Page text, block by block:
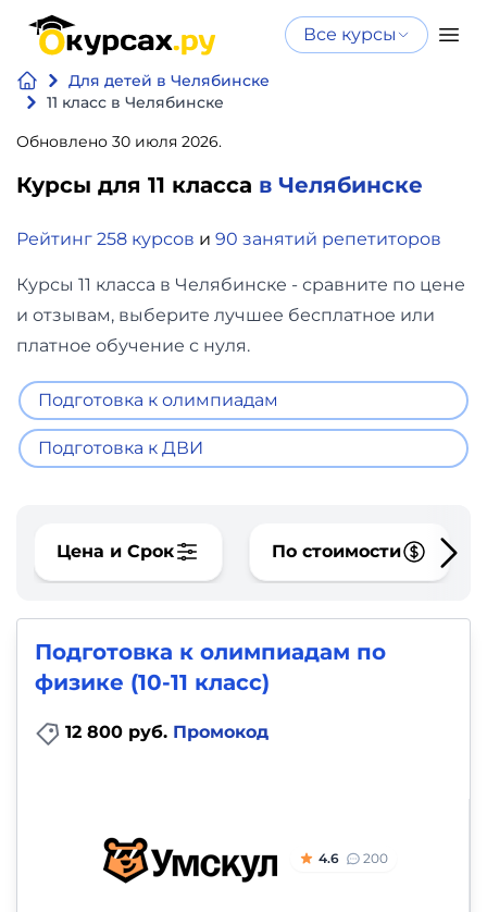
Все курсы
Для детей в Челябинске
11 класс в Челябинске
Обновлено 30 июля 2026.
Курсы для 11 класса в Челябинске
Рейтинг 258 курсов и 90 занятий репетиторов
Курсы 11 класса в Челябинске - сравните по цене
и отзывам, выберите лучшее бесплатное или
платное обучение с нуля.
Подготовка к олимпиадам
Подготовка к ДВИ
Цена и Срок По стоимости
Подготовка к олимпиадам по
физике (10-11 класс)
12 800 руб. Промокод
4.6 200
Нейросеть
и ИИ
и
финансы
Дизайн
Аналитика
Видео,
Маркетинг
Иностранный
язык
Для
здоровье,
фитнес
Нейросеть и ИИ
интеллекту
Бесплатно